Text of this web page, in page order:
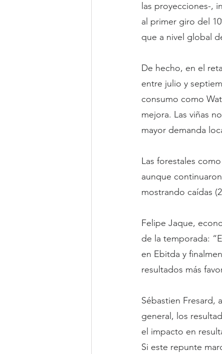
las proyecciones-,
al primer giro del
que a nivel global
De hecho, en el
entre julio y
consumo como
mejora. Las viñas
mayor demanda
Las forestales
aunque
mostrando caídas
Felipe Jaque,
de la temporada:
en Ebitda y
resultados más
Sébastien Fresard,
general, los
el impacto en
Si este repunte